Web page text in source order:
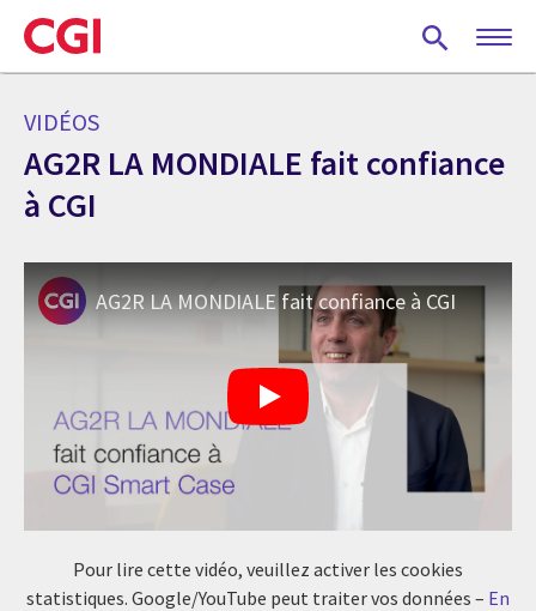
Skip
to
main
VIDÉOS
AG2R LA MONDIALE fait confiance
à CGI
AG2R LA MONDIALE fait confiance à CGI
Pour lire cette vidéo, veuillez activer les cookies
statistiques. Google/YouTube peut traiter vos données – En